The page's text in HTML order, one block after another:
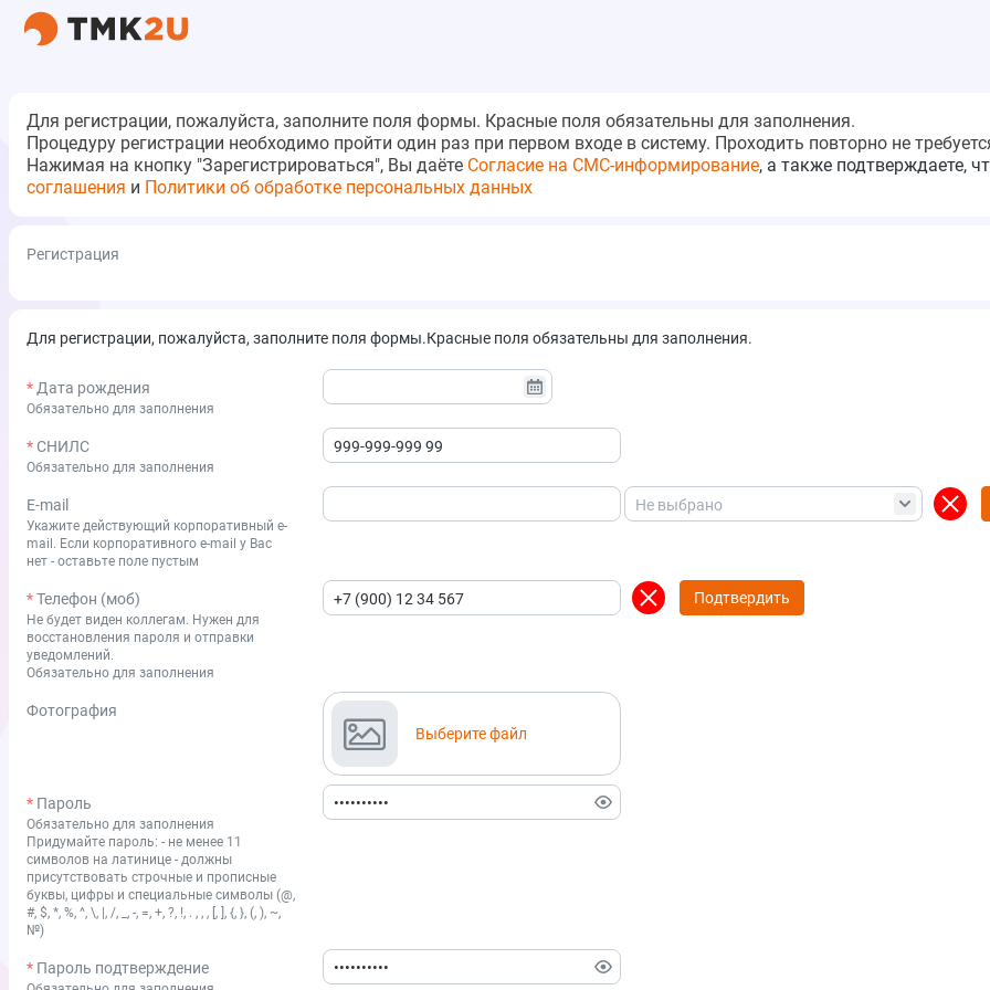
Для регистрации, пожалуйста, заполните поля формы. Красные поля обязательны для заполнения.
Процедуру регистрации необходимо пройти один раз при первом входе в систему. Проходить повторно не
Нажимая на кнопку "Зарегистрироваться", Вы даёте Согласие на СМС-информирование, а также подтверждаете,
соглашения и Политики об обработке персональных данных
Регистрация
Для регистрации, пожалуйста, заполните поля формы.Красные поля обязательны для заполнения.
Дата рождения
Обязательно для заполнения
СНИЛС
Обязательно для заполнения
E-mail
Укажите действующий корпоративный e-
mail. Если корпоративного e-mail у Вас
нет - оставьте поле пустым
Телефон (моб)
Не будет виден коллегам. Нужен для
восстановления пароля и отправки
уведомлений.
Обязательно для заполнения
Подтвердить
Фотография
Выберите файл
Пароль
Обязательно для заполнения
Придумайте пароль: - не менее 11
символов на латинице - должны
присутствовать строчные и прописные
буквы, цифры и специальные символы (@,
#, $, *, %, ^, \, |, /, _, -, =, +, ?, !, . , , , [, ], {, }, (, ), ~,
№)
Пароль подтверждение